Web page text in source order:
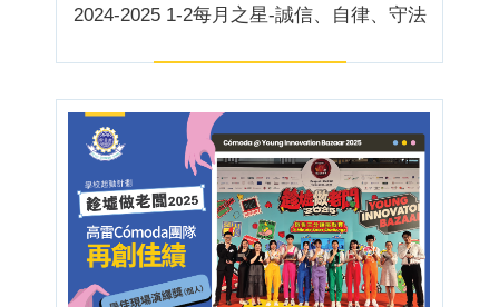
2024-2025 1-2每月之星-誠信、自律、守法